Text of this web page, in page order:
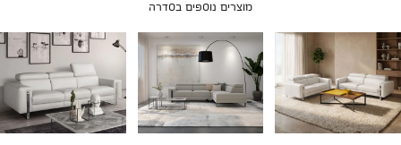
מוצרים נוספים בסדרה